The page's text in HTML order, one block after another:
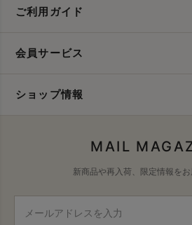
ご利用ガイド
会員サービス
ショップ情報
MAIL
新商品や再入荷、限定情報をお